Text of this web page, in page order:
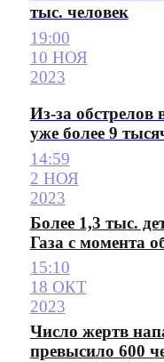
тыс. человек
19:00
10 НОЯ
2023
Из-за обстрелов
уже более 9
14:59
2 НОЯ
2023
Более 1,3 тыс.
Газа с момента
15:10
18 ОКТ
2023
Число жертв
превысило 600